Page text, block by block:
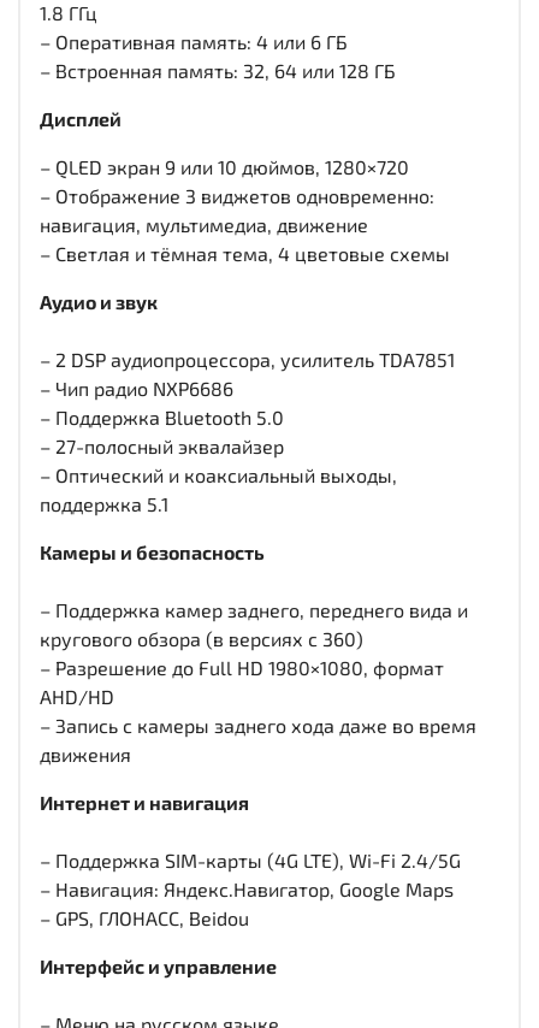
1.8 ГГц
– Оперативная память: 4 или 6 ГБ
– Встроенная память: 32, 64 или 128 ГБ
Дисплей
– QLED экран 9 или 10 дюймов, 1280×720
– Отображение 3 виджетов одновременно:
навигация, мультимедиа, движение
– Светлая и тёмная тема, 4 цветовые схемы
Аудио и звук
– 2 DSP аудиопроцессора, усилитель TDA7851
– Чип радио NXP6686
– Поддержка Bluetooth 5.0
– 27-полосный эквалайзер
– Оптический и коаксиальный выходы,
поддержка 5.1
Камеры и безопасность
– Поддержка камер заднего, переднего вида и
кругового обзора (в версиях с 360)
– Разрешение до Full HD 1980×1080, формат
AHD/HD
– Запись с камеры заднего хода даже во время
движения
Интернет и навигация
– Поддержка SIM-карты (4G LTE), Wi-Fi 2.4/5G
– Навигация: Яндекс.Навигатор, Google Maps
– GPS, ГЛОНАСС, Beidou
Интерфейс и управление